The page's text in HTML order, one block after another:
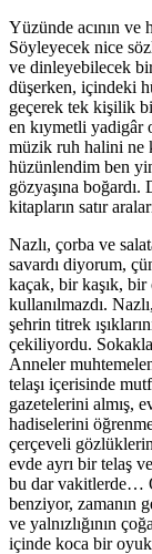
Yüzünde acının ve
Söyleyecek nice
ve dinleyebilecek
düşerken, içindeki
geçerek tek kişilik
en kıymetli yadigâr
müzik ruh halini ne
hüzünlendim ben
gözyaşına boğardı.
kitapların satır
Nazlı, çorba ve
savardı diyorum,
kaçak, bir kaşık, bir
kullanılmazdı.
şehrin titrek
çekiliyordu.
Anneler
telaşı içerisinde
gazetelerini almış,
hadiselerini
çerçeveli
evde ayrı bir telaş
bu dar vakitlerde…
benziyor, zamanın
ve yalnızlığının
içinde koca bir oyuk